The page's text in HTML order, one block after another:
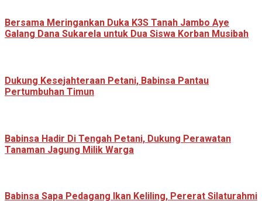
Bersama Meringankan Duka K3S Tanah Jambo Aye
Galang Dana Sukarela untuk Dua Siswa Korban Musibah
Dukung Kesejahteraan Petani, Babinsa Pantau
Pertumbuhan Timun
Babinsa Hadir Di Tengah Petani, Dukung Perawatan
Tanaman Jagung Milik Warga
Babinsa Sapa Pedagang Ikan Keliling, Pererat Silaturahmi